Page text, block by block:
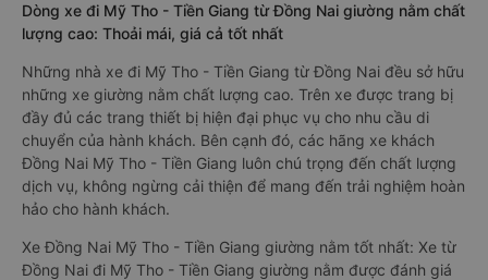
Dòng xe đi Mỹ Tho - Tiền Giang từ Đồng Nai giường nằm chất
lượng cao: Thoải mái, giá cả tốt nhất
Những nhà xe đi Mỹ Tho - Tiền Giang từ Đồng Nai đều sở hữu
những xe giường nằm chất lượng cao. Trên xe được trang bị
đầy đủ các trang thiết bị hiện đại phục vụ cho nhu cầu di
chuyển của hành khách. Bên cạnh đó, các hãng xe khách
Đồng Nai Mỹ Tho - Tiền Giang luôn chú trọng đến chất lượng
dịch vụ, không ngừng cải thiện để mang đến trải nghiệm hoàn
hảo cho hành khách.
Xe Đồng Nai Mỹ Tho - Tiền Giang giường nằm tốt nhất: Xe từ
Đồng Nai đi Mỹ Tho - Tiền Giang giường nằm được đánh giá